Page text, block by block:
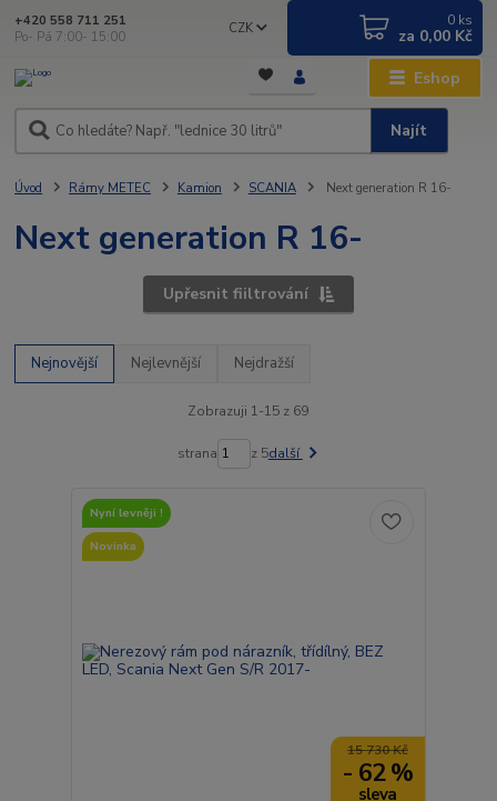
Eshop
CZK
Najít
+420 558 711 251
Po- Pá 7:00- 15:00
0 ks
za 0,00 Kč
Úvod Rámy METEC Kamion SCANIA Next generation R 16-
Next generation R 16-
Upřesnit fiiltrování
Nejnovější Nejlevnější Nejdražší
Zobrazuji 1-15 z 69
strana z 5další
Nyní levněji !
Novinka
15 730 Kč
- 62 %